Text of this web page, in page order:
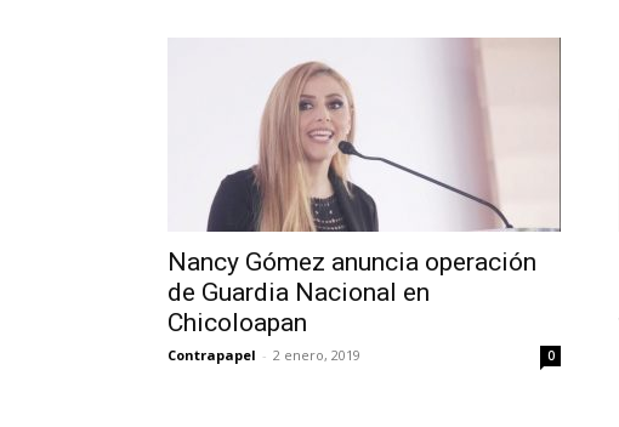
Nancy Gómez anuncia operación
de Guardia Nacional en
Chicoloapan
Contrapapel - 2 enero, 2019 0